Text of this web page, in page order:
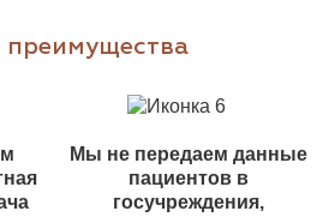
Мы не передаем данные
пациентов в
госучреждения,